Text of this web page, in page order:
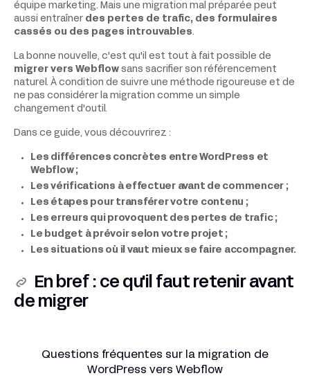
équipe marketing. Mais une migration mal préparée peut
aussi entraîner des pertes de trafic, des formulaires
cassés ou des pages introuvables.
La bonne nouvelle, c'est qu'il est tout à fait possible de
migrer vers Webflow sans sacrifier son référencement
naturel. À condition de suivre une méthode rigoureuse et de
ne pas considérer la migration comme un simple
changement d'outil.
Dans ce guide, vous découvrirez :
Les différences concrètes entre WordPress et
Webflow ;
Les vérifications à effectuer avant de commencer ;
Les étapes pour transférer votre contenu ;
Les erreurs qui provoquent des pertes de trafic ;
Le budget à prévoir selon votre projet ;
Les situations où il vaut mieux se faire accompagner.
En bref : ce qu'il faut retenir avant
de migrer
Questions fréquentes sur la migration de
WordPress vers Webflow